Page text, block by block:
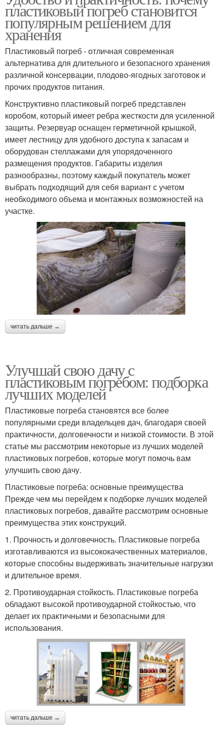
пластиковый погреб становится
популярным решением для
хранения
Пластиковый погреб - отличная современная
альтернатива для длительного и безопасного хранения
различной консервации, плодово-ягодных заготовок и
прочих продуктов питания.
Конструктивно пластиковый погреб представлен
коробом, который имеет ребра жесткости для усиленной
защиты. Резервуар оснащен герметичной крышкой,
имеет лестницу для удобного доступа к запасам и
оборудован стеллажами для упорядоченного
размещения продуктов. Габариты изделия
разнообразны, поэтому каждый покупатель может
выбрать подходящий для себя вариант с учетом
необходимого объема и монтажных возможностей на
участке.
читать дальше →
Улучшай свою дачу с
пластиковым погребом: подборка
лучших моделей
Пластиковые погреба становятся все более
популярными среди владельцев дач, благодаря своей
практичности, долговечности и низкой стоимости. В этой
статье мы рассмотрим некоторые из лучших моделей
пластиковых погребов, которые могут помочь вам
улучшить свою дачу.
Пластиковые погреба: основные преимущества
Прежде чем мы перейдем к подборке лучших моделей
пластиковых погребов, давайте рассмотрим основные
преимущества этих конструкций.
1. Прочность и долговечность. Пластиковые погреба
изготавливаются из высококачественных материалов,
которые способны выдерживать значительные нагрузки
и длительное время.
2. Противоударная стойкость. Пластиковые погреба
обладают высокой противоударной стойкостью, что
делает их практичными и безопасными для
использования.
читать дальше →